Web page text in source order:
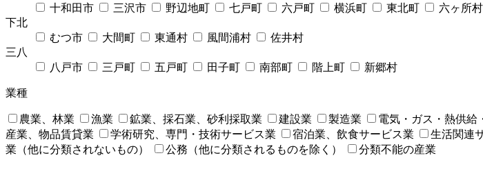
十和田市
三沢市 野辺地町 七戸町 六戸町 横浜町 東北町 六ヶ所村
下北
むつ市
大間町 東通村 風間浦村
佐井村
三八
八戸市
三戸町 五戸町 田子町 南部町 階上町 新郷村
業種
農業、林業 漁業 鉱業、採石業、砂利採取業 建設業 製造業 電気・ガス・熱供給
産業、物品賃貸業
学術研究、専門・技術サービス業 宿泊業、飲食サービス業 生活関連
業（他に分類されないもの）
公務（他に分類されるものを除く） 分類不能の産業